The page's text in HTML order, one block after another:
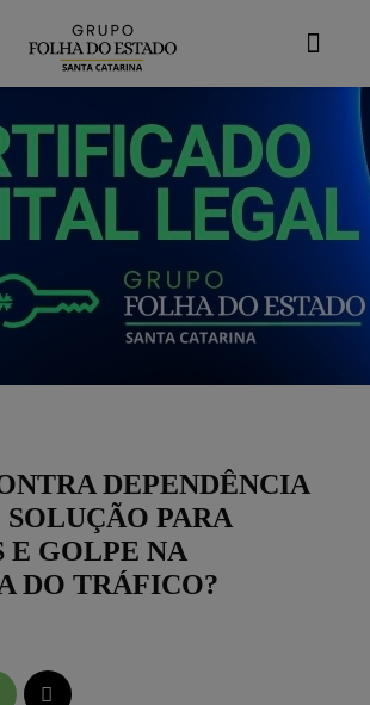
DEPENDÊNCIA
PARA
E GOLPE NA
DO TRÁFICO?